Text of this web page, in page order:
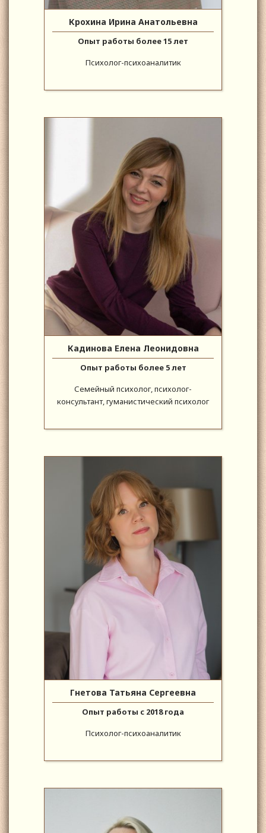
Крохина Ирина Анатольевна
Опыт работы более 15 лет
Психолог-психоаналитик
Кадинова Елена Леонидовна
Опыт работы более 5 лет
Семейный психолог, психолог-
консультант, гуманистический психолог
Гнетова Татьяна Сергеевна
Опыт работы с 2018 года
Психолог-психоаналитик